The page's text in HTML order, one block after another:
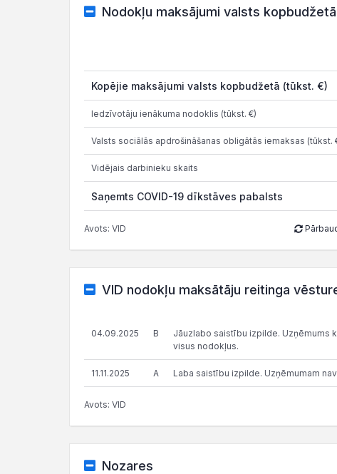
Nodokļu maksājumi valsts kopbudžetā
Kopējie maksājumi valsts kopbudžetā (tūkst. €)
Iedzīvotāju ienākuma nodoklis (tūkst. €)
Valsts sociālās apdrošināšanas obligātās iemaksas (tūkst.
Vidējais darbinieku skaits
Saņemts COVID-19 dīkstāves pabalsts
Avots: VID
VID nodokļu maksātāju reitinga
04.09.2025 B
Jāuzlabo saistību izpilde. Uzņēmums
visus nodokļus.
11.11.2025 A Laba saistību izpilde. Uzņēmumam
Avots: VID
Nozares